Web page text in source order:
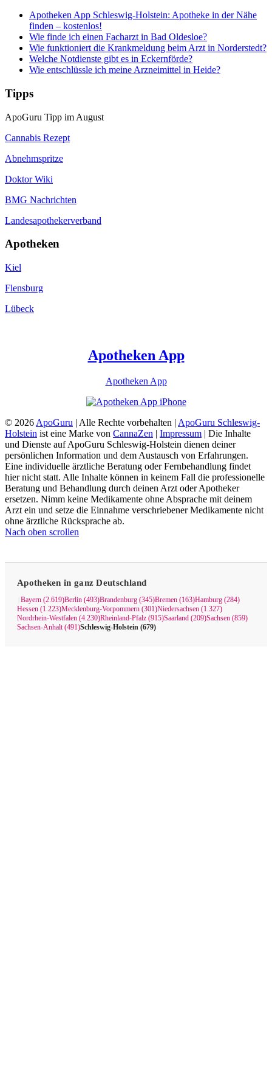
Apotheken App Schleswig-Holstein: Apotheke in der Nähe
finden – kostenlos!
Wie finde ich einen Facharzt in Bad Oldesloe?
Wie funktioniert die Krankmeldung beim Arzt in Norderstedt?
Welche Notdienste gibt es in Eckernförde?
Wie entschlüssle ich meine Arzneimittel in Heide?
Tipps
ApoGuru Tipp im August
Cannabis Rezept
Abnehmspritze
Doktor Wiki
BMG Nachrichten
Landesapothekerverband
Apotheken
Kiel
Flensburg
Lübeck
Apotheken App
Apotheken App
© 2026 ApoGuru | Alle Rechte vorbehalten | ApoGuru Schleswig-
Holstein ist eine Marke von CannaZen | Impressum | Die Inhalte
und Dienste auf ApoGuru Schleswig-Holstein dienen deiner
persönlichen Information und dem Austausch von Erfahrungen.
Eine individuelle ärztliche Beratung oder Fernbehandlung findet
hier nicht statt. Alle Inhalte können in keinem Fall die professionelle
Beratung und Behandlung durch deinen Arzt oder Apotheker
ersetzen. Nimm keine Medikamente ohne Absprache mit deinem
Arzt ein und setze die Einnahme verschriebener Medikamente nicht
ohne ärztliche Rücksprache ab.
Nach oben scrollen
Apotheken in ganz Deutschland
Bayern (2.619)Berlin (493)Brandenburg (345)Bremen (163)Hamburg (284)
Hessen (1.223)Mecklenburg-Vorpommern (301)Niedersachsen (1.327)
Nordrhein-Westfalen (4.230)Rheinland-Pfalz (915)Saarland (209)Sachsen (859)
Sachsen-Anhalt (491)Schleswig-Holstein (679)